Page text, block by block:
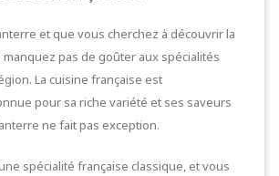
et que vous cherchez à découvrir la
manquez pas de goûter aux spécialités
La cuisine française est
pour sa riche variété et ses saveurs
ne fait pas exception.
spécialité française classique, et vous